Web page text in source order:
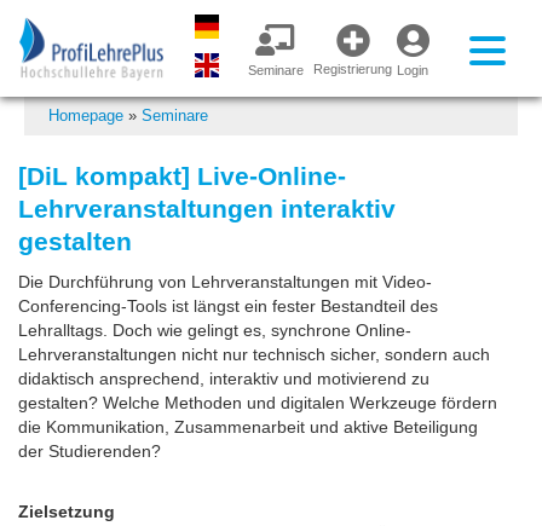
Login
Registrierung
Seminare
Homepage » Seminare
[DiL kompakt] Live-Online-
Lehrveranstaltungen interaktiv
gestalten
Die Durchführung von Lehrveranstaltungen mit Video-
Conferencing-Tools ist längst ein fester Bestandteil des
Lehralltags. Doch wie gelingt es, synchrone Online-
Lehrveranstaltungen nicht nur technisch sicher, sondern auch
didaktisch ansprechend, interaktiv und motivierend zu
gestalten? Welche Methoden und digitalen Werkzeuge fördern
die Kommunikation, Zusammenarbeit und aktive Beteiligung
der Studierenden?
Zielsetzung